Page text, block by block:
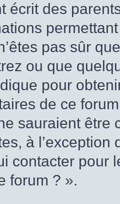
écrit des
pas sûr
ou que
pour
de ce
sauraient être
à
contacter pour
forum ? ».